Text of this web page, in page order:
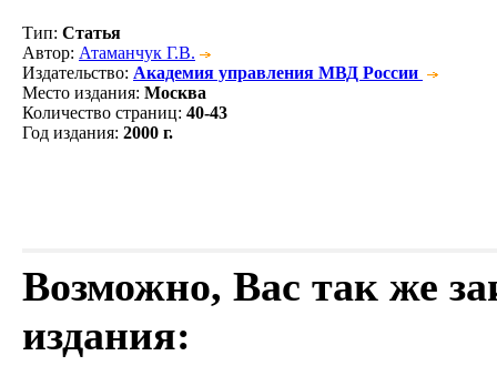
Тип: Статья
Автор: Атаманчук Г.В.
Издательство: Академия управления МВД России
Место издания: Москва
Количество страниц: 40-43
Год издания: 2000 г.
Возможно, Вас так же
издания: